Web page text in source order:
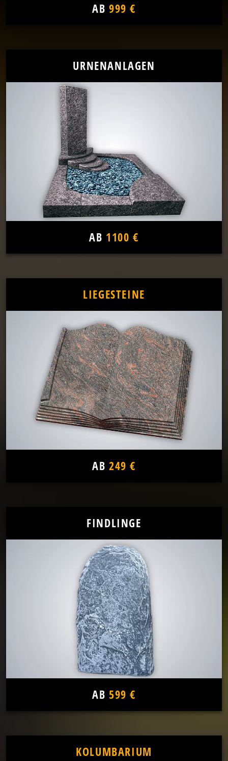
AB 999 €
URNENANLAGEN
AB 1100 €
LIEGESTEINE
AB 249 €
FINDLINGE
AB 599 €
KOLUMBARIUM